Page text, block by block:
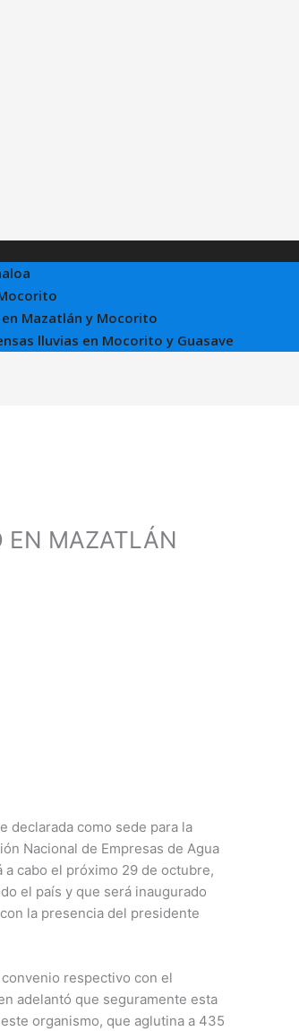
Mazatlán y Mocorito
lluvias en Mocorito y Guasave
EN MAZATLÁN
declarada como sede para la
Nacional de Empresas de Agua
a cabo el próximo 29 de octubre,
el país y que será inaugurado
la presencia del presidente
respectivo con el
adelantó que seguramente esta
organismo, que aglutina a 435